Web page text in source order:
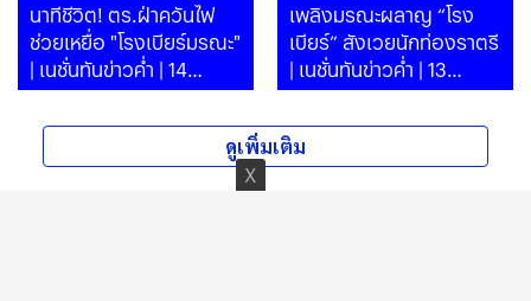
นาทีชีวิต! ตร.ฝ่าควันไฟ
ช่วยเหยื่อ "โรงเบียร์มรณะ"
| เนชั่นทันข่าวค่ำ | 14
ก.ค.69 | PART
เพลิงมรณะผลาญ “โรง
เบียร์” สังเวยนักท่องราตรี
| เนชั่นทันข่าวค่ำ | 13
ก.ค.69 | PART
ดูเพิ่มเติม